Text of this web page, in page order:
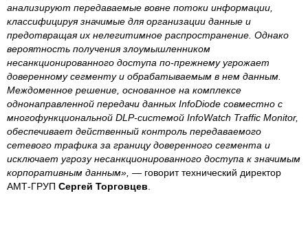
анализируют передаваемые вовне потоки информации,
классифицируя значимые для организации данные и
предотвращая их нелегитимное распространение. Однако
вероятность получения злоумышленником
несанкционированного доступа по-прежнему угрожает
доверенному сегменту и обрабатываемым в нем данным.
Междоменное решение, основанное на комплексе
однонаправленной передачи данных InfoDiode совместно с
многофункциональной DLP-системой InfoWatch Traffic Monitor,
обеспечивает действенный контроль передаваемого
сетевого трафика за границу доверенного сегмента и
исключает угрозу несанкционированного доступа к значимым
корпоративным данным», — говорит технический директор
АМТ-ГРУП Сергей Торговцев